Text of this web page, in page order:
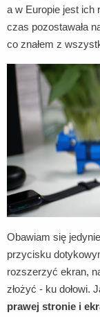
a w Europie jest ich
czas pozostawała
co znałem z
Obawiam się
przycisku
rozszerzyć ekran,
złożyć - ku dołowi.
prawej stronie i